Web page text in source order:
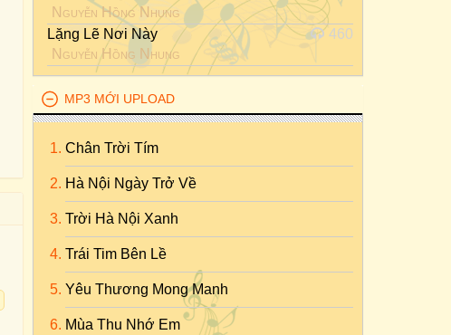
Nguyễn Hồng Nhung
Lặng Lẽ Nơi Này
Nguyễn Hồng Nhung
460
MP3 MỚI UPLOAD
Chân Trời Tím
Hà Nội Ngày Trở Về
Trời Hà Nội Xanh
Trái Tim Bên Lề
Yêu Thương Mong Manh
Mùa Thu Nhớ Em